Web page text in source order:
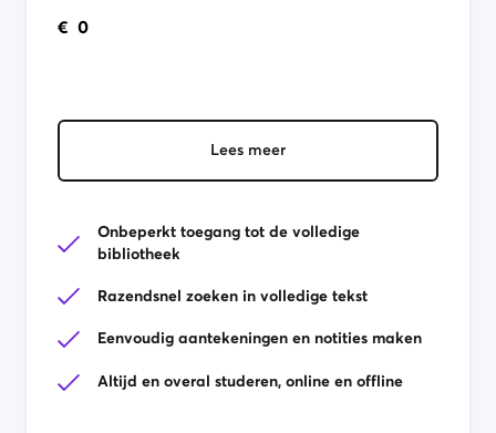
€ 0
Lees meer
Onbeperkt toegang tot de volledige
bibliotheek
Razendsnel zoeken in volledige tekst
Eenvoudig aantekeningen en notities maken
Altijd en overal studeren, online en offline